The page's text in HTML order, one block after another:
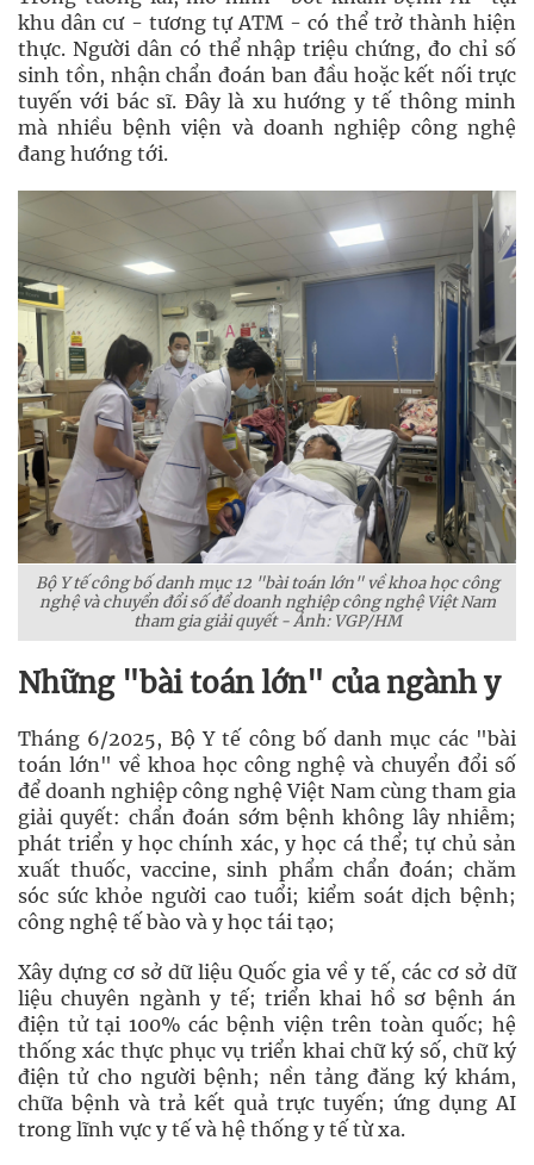
khu dân cư - tương tự ATM - có thể trở thành hiện
thực. Người dân có thể nhập triệu chứng, đo chỉ số
sinh tồn, nhận chẩn đoán ban đầu hoặc kết nối trực
tuyến với bác sĩ. Đây là xu hướng y tế thông minh
mà nhiều bệnh viện và doanh nghiệp công nghệ
đang hướng tới.
Bộ Y tế công bố danh mục 12 "bài toán lớn" về khoa học công
nghệ và chuyển đổi số để doanh nghiệp công nghệ Việt Nam
tham gia giải quyết - Ảnh: VGP/HM
Những "bài toán lớn" của ngành y
Tháng 6/2025, Bộ Y tế công bố danh mục các "bài
toán lớn" về khoa học công nghệ và chuyển đổi số
để doanh nghiệp công nghệ Việt Nam cùng tham gia
giải quyết: chẩn đoán sớm bệnh không lây nhiễm;
phát triển y học chính xác, y học cá thể; tự chủ sản
xuất thuốc, vaccine, sinh phẩm chẩn đoán; chăm
sóc sức khỏe người cao tuổi; kiểm soát dịch bệnh;
công nghệ tế bào và y học tái tạo;
Xây dựng cơ sở dữ liệu Quốc gia về y tế, các cơ sở dữ
liệu chuyên ngành y tế; triển khai hồ sơ bệnh án
điện tử tại 100% các bệnh viện trên toàn quốc; hệ
thống xác thực phục vụ triển khai chữ ký số, chữ ký
điện tử cho người bệnh; nền tảng đăng ký khám,
chữa bệnh và trả kết quả trực tuyến; ứng dụng AI
trong lĩnh vực y tế và hệ thống y tế từ xa.